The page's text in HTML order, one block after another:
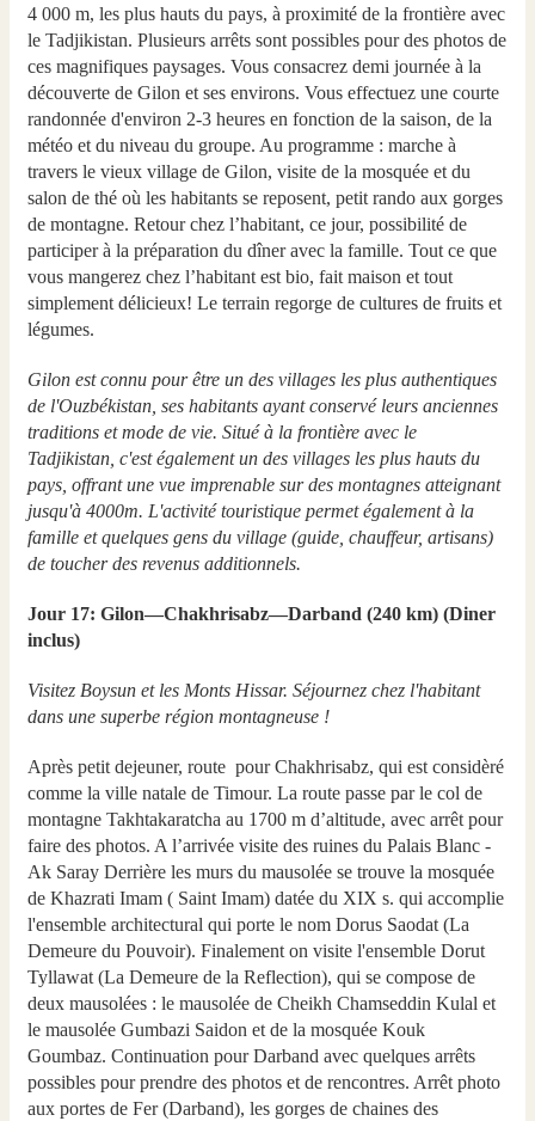
4 000 m, les plus hauts du pays, à proximité de la frontière avec
le Tadjikistan. Plusieurs arrêts sont possibles pour des photos de
ces magnifiques paysages. Vous consacrez demi journée à la
découverte de Gilon et ses environs. Vous effectuez une courte
randonnée d'environ 2-3 heures en fonction de la saison, de la
météo et du niveau du groupe. Au programme : marche à
travers le vieux village de Gilon, visite de la mosquée et du
salon de thé où les habitants se reposent, petit rando aux gorges
de montagne. Retour chez l’habitant, ce jour, possibilité de
participer à la préparation du dîner avec la famille. Tout ce que
vous mangerez chez l’habitant est bio, fait maison et tout
simplement délicieux! Le terrain regorge de cultures de fruits et
légumes.
Gilon est connu pour être un des villages les plus authentiques
de l'Ouzbékistan, ses habitants ayant conservé leurs anciennes
traditions et mode de vie. Situé à la frontière avec le
Tadjikistan, c'est également un des villages les plus hauts du
pays, offrant une vue imprenable sur des montagnes atteignant
jusqu'à 4000m. L'activité touristique permet également à la
famille et quelques gens du village (guide, chauffeur, artisans)
de toucher des revenus additionnels.
Jour 17: Gilon—Chakhrisabz—Darband (240 km) (Diner
inclus)
Visitez Boysun et les Monts Hissar. Séjournez chez l'habitant
dans une superbe région montagneuse !
Après petit dejeuner, route pour Chakhrisabz, qui est considèré
comme la ville natale de Timour. La route passe par le col de
montagne Takhtakaratcha au 1700 m d’altitude, avec arrêt pour
faire des photos. A l’arrivée visite des ruines du Palais Blanc -
Ak Saray Derrière les murs du mausolée se trouve la mosquée
de Khazrati Imam ( Saint Imam) datée du XIX s. qui accomplie
l'ensemble architectural qui porte le nom Dorus Saodat (La
Demeure du Pouvoir). Finalement on visite l'ensemble Dorut
Tyllawat (La Demeure de la Reflection), qui se compose de
deux mausolées : le mausolée de Cheikh Chamseddin Kulal et
le mausolée Gumbazi Saidon et de la mosquée Kouk
Goumbaz. Continuation pour Darband avec quelques arrêts
possibles pour prendre des photos et de rencontres. Arrêt photo
aux portes de Fer (Darband), les gorges de chaines des